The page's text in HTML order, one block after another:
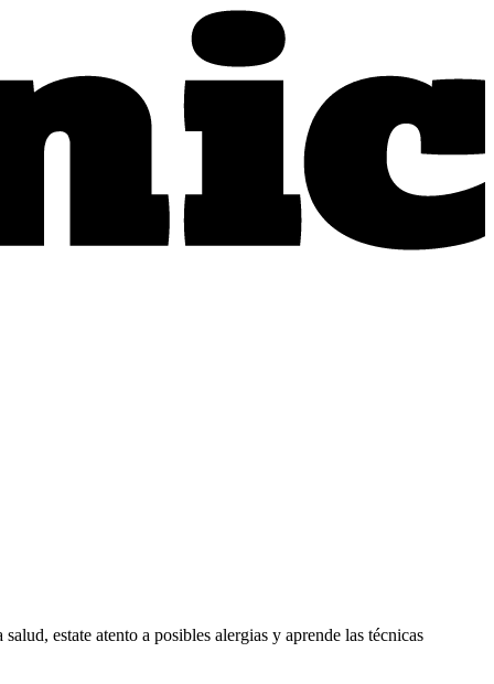
estate atento a posibles alergias y aprende las técnicas